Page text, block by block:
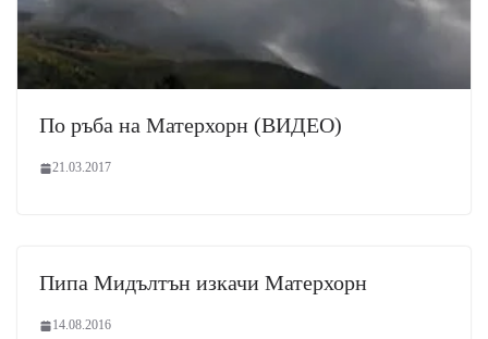
По ръба на Матерхорн (ВИДЕО)
21.03.2017
Пипа Мидълтън изкачи Матерхорн
14.08.2016